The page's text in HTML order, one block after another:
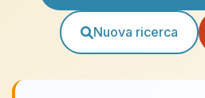
Nuova ricerca